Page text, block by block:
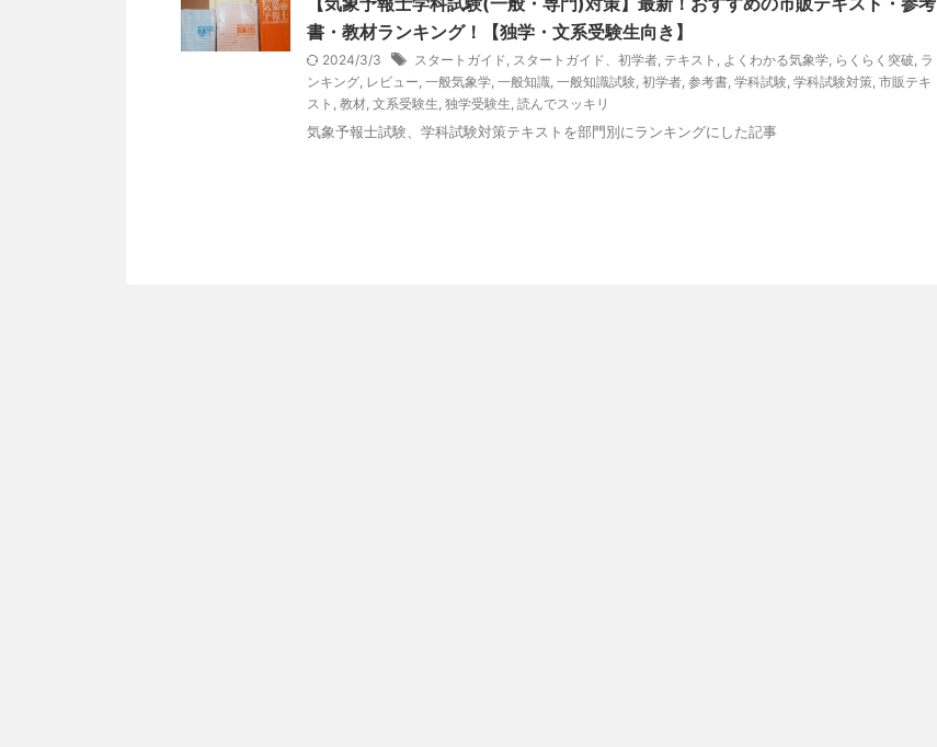
書・教材ランキング！【独学・文系受験生向き】
2024/3/3 スタートガイド, スタートガイド、初学者, テキスト , よくわかる気象学, らくらく突破, ラ
ンキング, レビュー, 一般気象学, 一般知識, 一般知識試験, 初学者, 参考書, 学科試験, 学科試験対策, 市販テキ
スト , 教材, 文系受験生, 独学受験生, 読んでスッキリ
気象予報士試験、学科試験対策テキストを部門別にランキングにした記事